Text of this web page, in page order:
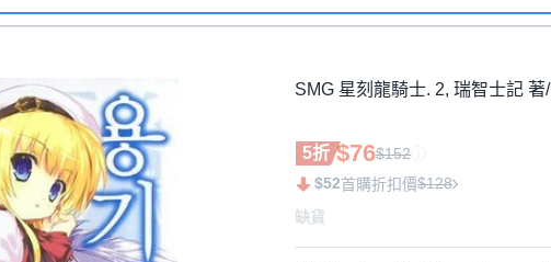
SMG 星刻龍騎士. 2, 瑞智士記
5折 $76$152
$52首購折扣價$128
缺貨